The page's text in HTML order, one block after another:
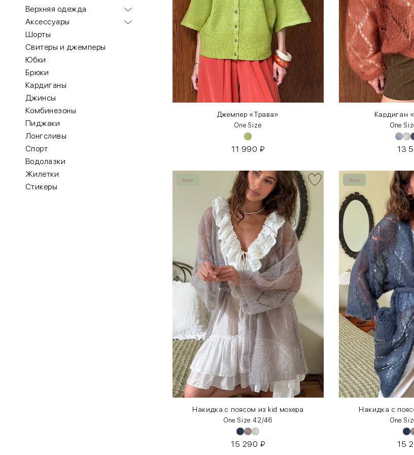
Верхняя одежда
Аксессуары
Шорты
Свитеры и джемперы
Юбки
Брюки
Кардиганы
Джинсы
Комбинезоны
Пиджаки
Лонгсливы
Спорт
Водолазки
Жилетки
Стикеры
Джемпер «Трава»
One Size
11 990 ₽
Кардиган
One
13
New
Накидка с поясом из kid мохера
One Size 42/46
15 290 ₽
New
Накидка с
One
15